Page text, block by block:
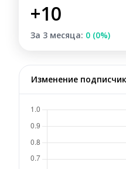
+10
За 3 месяца: 0 (0%)
Изменение